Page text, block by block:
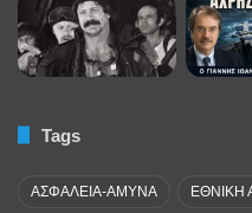
Tags
ΑΣΦΑΛΕΙΑ-ΑΜΥΝΑ ΕΘΝΙΚΗ